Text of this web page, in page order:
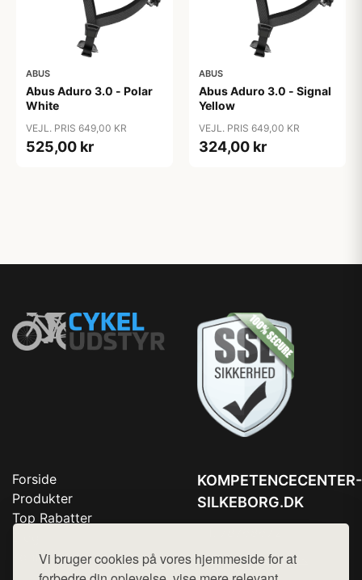
Vi bruger cookies på vores hjemmeside for at
ABUS
Abus Aduro 3.0 - Polar
White
VEJL. PRIS 649,00 KR
525,00 kr
ABUS
Abus Aduro 3.0 - Signal
Yellow
VEJL. PRIS 649,00 KR
324,00 kr
Forside
Produkter
Top Rabatter
Kontakt
KOMPETENCECENTER-
SILKEBORG.DK
Mail:hej@want.dk